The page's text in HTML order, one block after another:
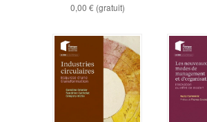
0,00 € (gratuit)